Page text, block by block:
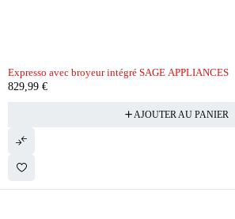
Expresso avec broyeur intégré SAGE APPLIANCES
829,99 €
AJOUTER AU PANIER